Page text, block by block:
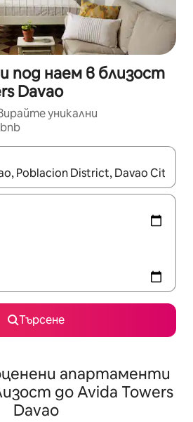
наем в близост
Davao
уникални
се покажат, използвайте
Търсене
апартаменти
до Avida Towers
Davao